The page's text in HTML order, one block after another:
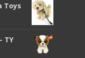
Toys
TY